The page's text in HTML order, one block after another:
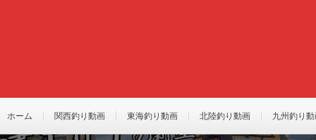
ホーム 関西釣り動画 東海釣り動画 北陸釣り動画 九州釣り